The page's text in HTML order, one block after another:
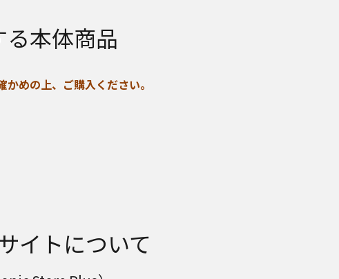
る本体商品
めの上、ご購入ください。
イトについて